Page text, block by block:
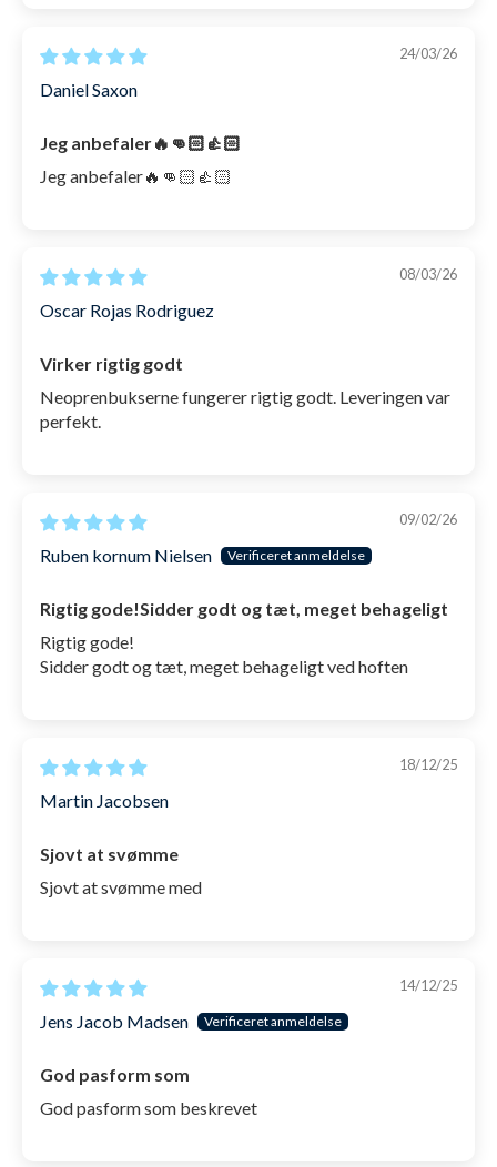
24/03/26
Daniel Saxon
Jeg anbefaler🔥👊🏻👍🏻
Jeg anbefaler🔥👊🏻👍🏻
08/03/26
Oscar Rojas Rodriguez
Virker rigtig godt
Neoprenbukserne fungerer rigtig godt. Leveringen var
perfekt.
09/02/26
Ruben kornum Nielsen
Rigtig gode!Sidder godt og tæt, meget behageligt
Rigtig gode!
Sidder godt og tæt, meget behageligt ved hoften
18/12/25
Martin Jacobsen
Sjovt at svømme
Sjovt at svømme med
14/12/25
Jens Jacob Madsen
God pasform som
God pasform som beskrevet